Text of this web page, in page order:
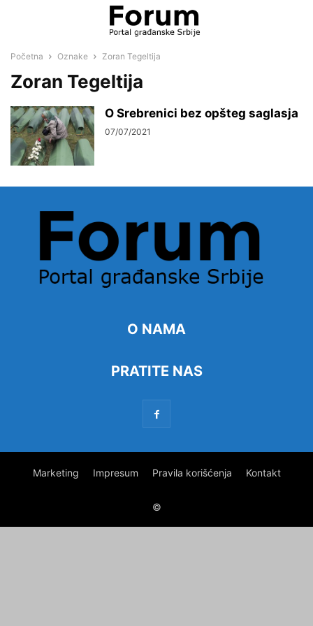
Početna Oznake Zoran Tegeltija
Zoran Tegeltija
O Srebrenici bez opšteg saglasja
07/07/2021
O NAMA
PRATITE NAS
Marketing Impresum Pravila korišćenja Kontakt
©